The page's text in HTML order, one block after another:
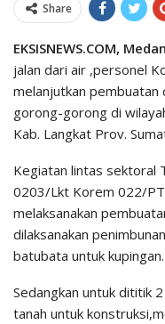
Share
EKSISNEWS.COM, Medan
jalan dari air ,personel
melanjutkan pembuatan
gorong-gorong di
Kab. Langkat Prov.
Kegiatan lintas sektoral
0203/Lkt Korem 022/
melaksanakan
dilaksanakan
batubata untuk kupingan.
Sedangkan untuk dititik
tanah untuk